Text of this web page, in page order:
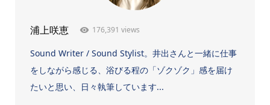
浦上咲恵 176,391 views
Sound Writer / Sound Stylist。井出さんと一緒に仕事
をしながら感じる、浴びる程の「ゾクゾク」感を届け
たいと思い、日々執筆しています...